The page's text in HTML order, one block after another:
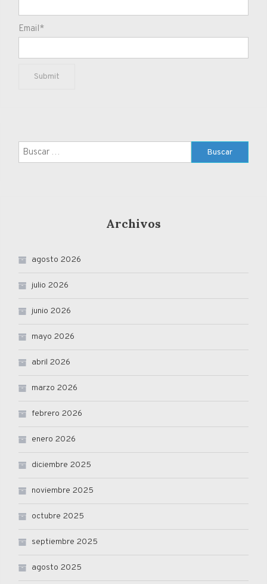
Email*
Buscar:
Archivos
agosto 2026
julio 2026
junio 2026
mayo 2026
abril 2026
marzo 2026
febrero 2026
enero 2026
diciembre 2025
noviembre 2025
octubre 2025
septiembre 2025
agosto 2025